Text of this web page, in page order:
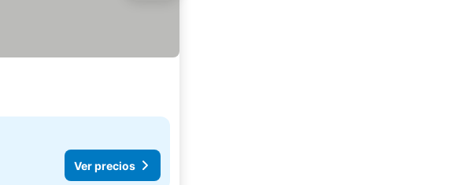
Ver precios